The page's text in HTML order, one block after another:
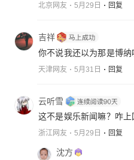
北京网友 5月29日 回复
吉祥
你不说我还以为那是博纳
天津网友 5月31日 回复
云听雪
这不是娱乐新闻嘛？咋上
浙江网友 5月29日 回复
沈方